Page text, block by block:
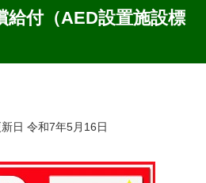
給付（AED設置施設標
日 令和7年5月16日